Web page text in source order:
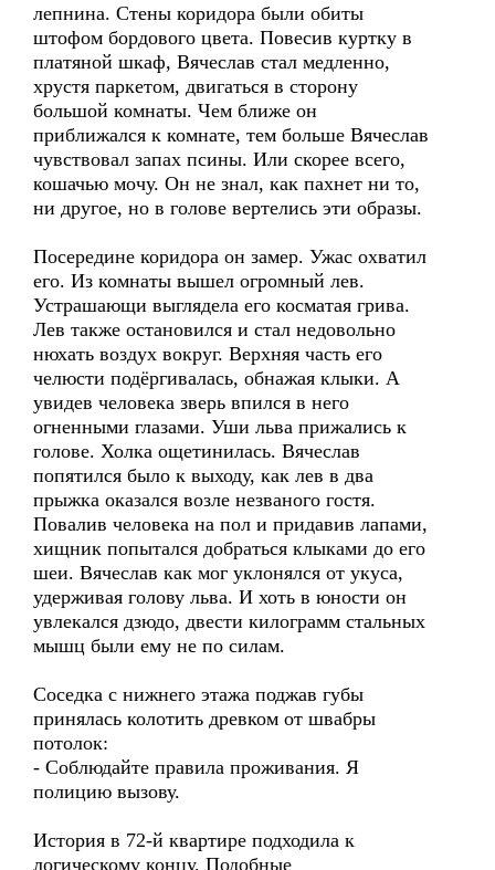
лепнина. Стены коридора были обиты
штофом бордового цвета. Повесив куртку в
платяной шкаф, Вячеслав стал медленно,
хрустя паркетом, двигаться в сторону
большой комнаты. Чем ближе он
приближался к комнате, тем больше Вячеслав
чувствовал запах псины. Или скорее всего,
кошачью мочу. Он не знал, как пахнет ни то,
ни другое, но в голове вертелись эти образы.
Посередине коридора он замер. Ужас охватил
его. Из комнаты вышел огромный лев.
Устрашающи выглядела его косматая грива.
Лев также остановился и стал недовольно
нюхать воздух вокруг. Верхняя часть его
челюсти подёргивалась, обнажая клыки. А
увидев человека зверь впился в него
огненными глазами. Уши льва прижались к
голове. Холка ощетинилась. Вячеслав
попятился было к выходу, как лев в два
прыжка оказался возле незваного гостя.
Повалив человека на пол и придавив лапами,
хищник попытался добраться клыками до его
шеи. Вячеслав как мог уклонялся от укуса,
удерживая голову льва. И хоть в юности он
увлекался дзюдо, двести килограмм стальных
мышц были ему не по силам.
Соседка с нижнего этажа поджав губы
принялась колотить древком от швабры
потолок:
- Соблюдайте правила проживания. Я
полицию вызову.
История в 72-й квартире подходила к
логическому концу. Подобные